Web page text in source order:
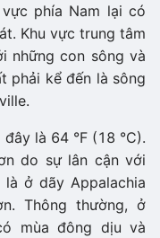
phía Nam lại có
Khu vực trung tâm
những con sông và
phải kể đến là sông
là 64 °F (18 °C).
do sự lân cận với
ở dãy Appalachia
Thông thường, ở
mùa đông dịu và